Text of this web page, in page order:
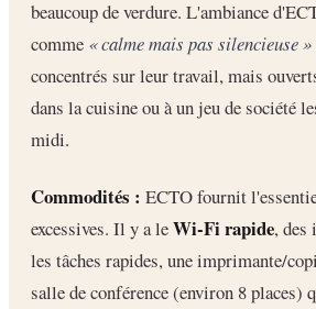
beaucoup de verdure. L'ambiance
comme « calme mais pas silencieuse »
concentrés sur leur travail, mais
dans la cuisine ou à un jeu de société
midi.
Commodités : ECTO fournit
excessives. Il y a leWi-Fi rapide, des
les tâches rapides, une imprimante/
salle de conférence (environ 8 places)